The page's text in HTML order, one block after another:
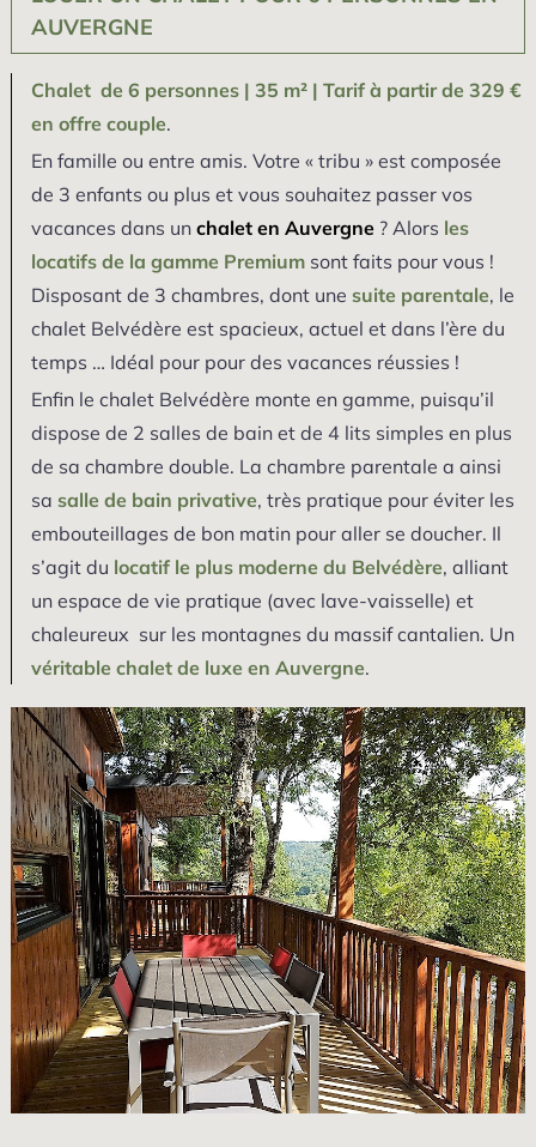
AUVERGNE
Chalet de 6 personnes | 35 m² | Tarif à partir de 329 €
en offre couple.
En famille ou entre amis. Votre « tribu » est composée
de 3 enfants ou plus et vous souhaitez passer vos
vacances dans un chalet en Auvergne? Alors les
locatifs de la gamme Premiumsont faits pour vous !
Disposant de 3 chambres, dont une suite parentale, le
chalet Belvédère est spacieux, actuel et dans l’ère du
temps … Idéal pour pour des vacances réussies !
Enfin le chalet Belvédère monte en gamme, puisqu’il
dispose de 2 salles de bain et de 4 lits simples en plus
de sa chambre double. La chambre parentale a ainsi
sa salle de bain privative, très pratique pour éviter les
embouteillages de bon matin pour aller se doucher. Il
s’agit du locatif le plus moderne du Belvédère, alliant
un espace de vie pratique (avec lave-vaisselle) et
chaleureux sur les montagnes du massif cantalien. Un
véritable chalet de luxe en Auvergne.